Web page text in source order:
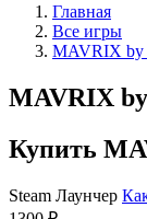
Главная
Все игры
MAVRIX by
MAVRIX
Купить
Steam Лаунчер